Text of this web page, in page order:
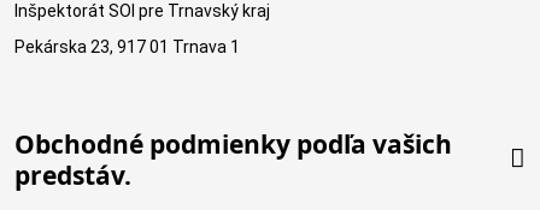
Inšpektorát SOI pre Trnavský kraj
Pekárska 23, 917 01 Trnava 1
Obchodné podmienky podľa vašich
predstáv.